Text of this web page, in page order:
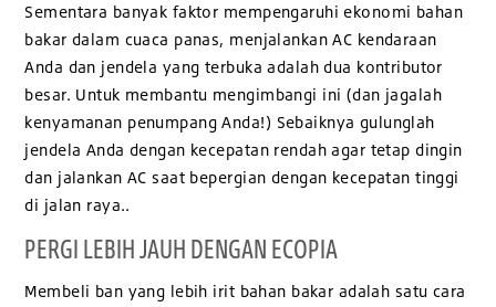
Sementara banyak faktor mempengaruhi ekonomi bahan
bakar dalam cuaca panas, menjalankan AC kendaraan
Anda dan jendela yang terbuka adalah dua kontributor
besar. Untuk membantu mengimbangi ini (dan jagalah
kenyamanan penumpang Anda!) Sebaiknya gulunglah
jendela Anda dengan kecepatan rendah agar tetap dingin
dan jalankan AC saat bepergian dengan kecepatan tinggi
di jalan raya..
PERGI LEBIH JAUH DENGAN ECOPIA
Membeli ban yang lebih irit bahan bakar adalah satu cara